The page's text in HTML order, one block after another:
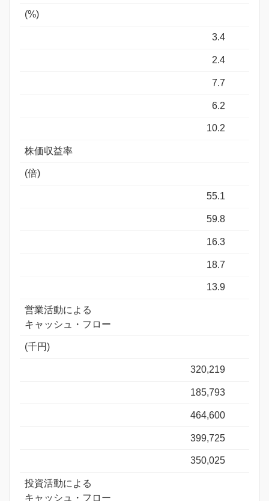
(%)
3.4
2.4
7.7
6.2
10.2
株価収益率
(倍)
55.1
59.8
16.3
18.7
13.9
営業活動による
キャッシュ・フロー
(千円)
320,219
185,793
464,600
399,725
350,025
投資活動による
キャッシュ・フロー